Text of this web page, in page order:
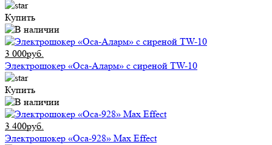
Купить
3 000руб.
Электрошокер «Оса-Аларм» с сиреной TW-10
Купить
3 400руб.
Электрошокер «Оса-928» Max Effect